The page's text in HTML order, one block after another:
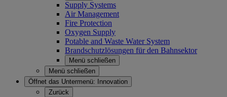
Supply Systems
Air Management
Fire Protection
Oxygen Supply
Potable and Waste Water System
Brandschutzlösungen für den Bahnsektor
Menü schließen
Menü schließen
Öffnet das Untermenü:
Innovation
Zurück